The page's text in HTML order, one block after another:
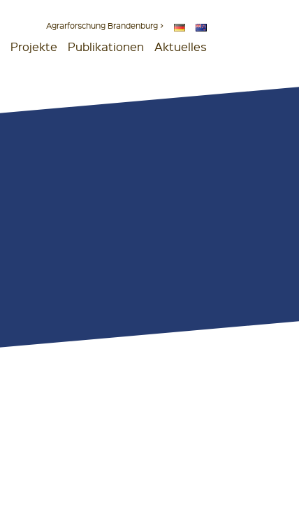
Projekte Publikationen Aktuelles
Agrarforschung Brandenburg >